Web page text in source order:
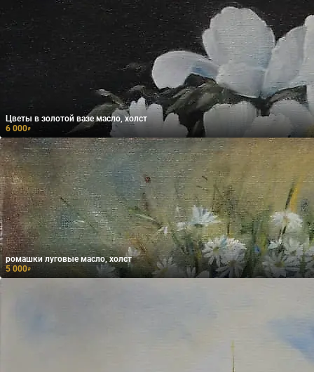
Цветы в золотой вазе масло, холст
6 000₽
ромашки луговые масло, холст
5 000₽